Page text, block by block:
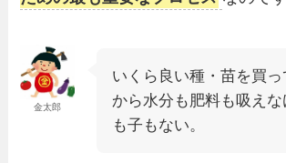
金太郎
いくら良い種・苗を買
から水分も肥料も吸え
も子もない。